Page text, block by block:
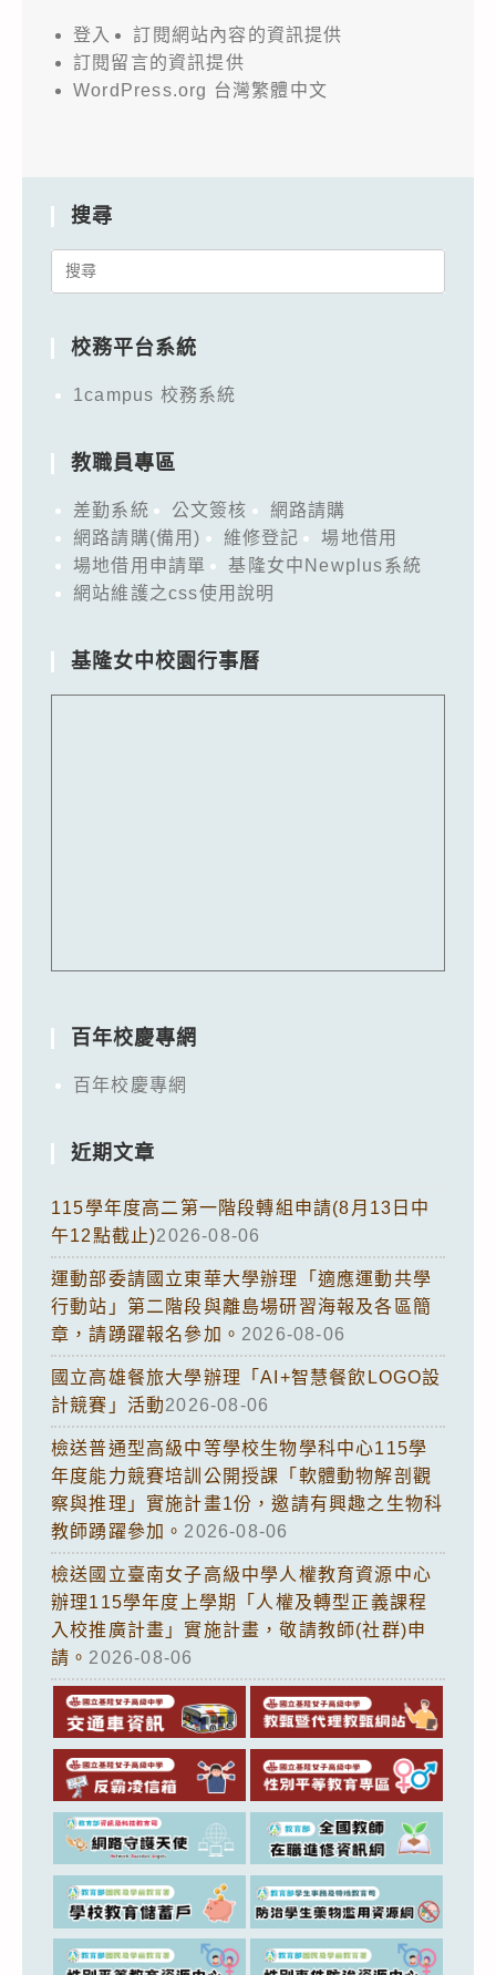
登入
訂閱網站內容的資訊提供
訂閱留言的資訊提供
WordPress.org 台灣繁體中文
搜尋
Search
校務平台系統
1campus 校務系統
教職員專區
差勤系統 公文簽核
網路請購
網路請購(備用)
維修登記
場地借用
場地借用申請單
基隆女中Newplus系統
網站維護之css使用說明
基隆女中校園行事曆
百年校慶專網
百年校慶專網
近期文章
115學年度高二第一階段轉組申請(8月13日中
午12點截止)2026-08-06
運動部委請國立東華大學辦理「適應運動共學
行動站」第二階段與離島場研習海報及各區簡
章，請踴躍報名參加。 2026-08-06
國立高雄餐旅大學辦理「AI+智慧餐飲LOGO設
計競賽」活動2026-08-06
檢送普通型高級中等學校生物學科中心115學
年度能力競賽培訓公開授課「軟體動物解剖觀
察與推理」實施計畫1份，邀請有興趣之生物科
教師踴躍參加。 2026-08-06
檢送國立臺南女子高級中學人權教育資源中心
辦理115學年度上學期「人權及轉型正義課程
入校推廣計畫」實施計畫，敬請教師(社群)申
請。 2026-08-06